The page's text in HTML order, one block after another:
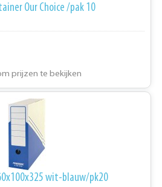
Our Choice /pak 10
prijzen te bekijken
wit-blauw/pk20